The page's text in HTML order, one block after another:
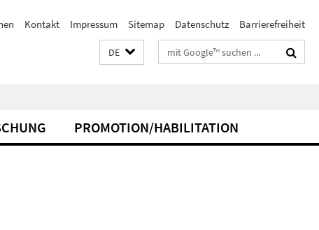
Kontakt Impressum Sitemap Datenschutz Barrierefreiheit
DE Suchbegriffe
PROMOTION/HABILITATION